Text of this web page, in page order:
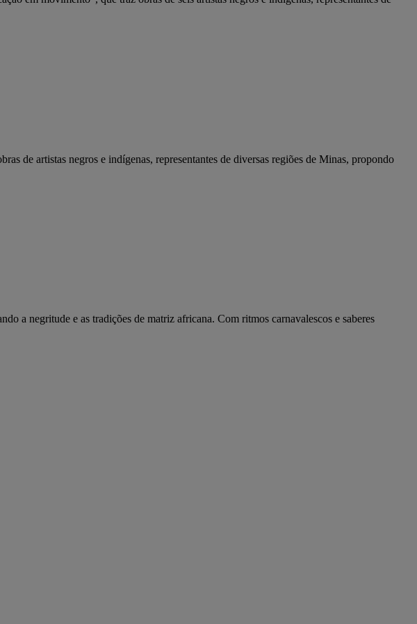
de artistas negros e indígenas, representantes de diversas regiões de Minas, propondo
a negritude e as tradições de matriz africana. Com ritmos carnavalescos e saberes